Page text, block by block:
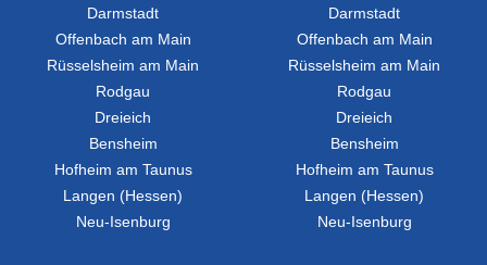
Darmstadt
Offenbach am Main
Rüsselsheim am Main
Rodgau
Dreieich
Bensheim
Hofheim am Taunus
Langen (Hessen)
Neu-Isenburg
Darmstadt
Offenbach am Main
Rüsselsheim am Main
Rodgau
Dreieich
Bensheim
Hofheim am Taunus
Langen (Hessen)
Neu-Isenburg